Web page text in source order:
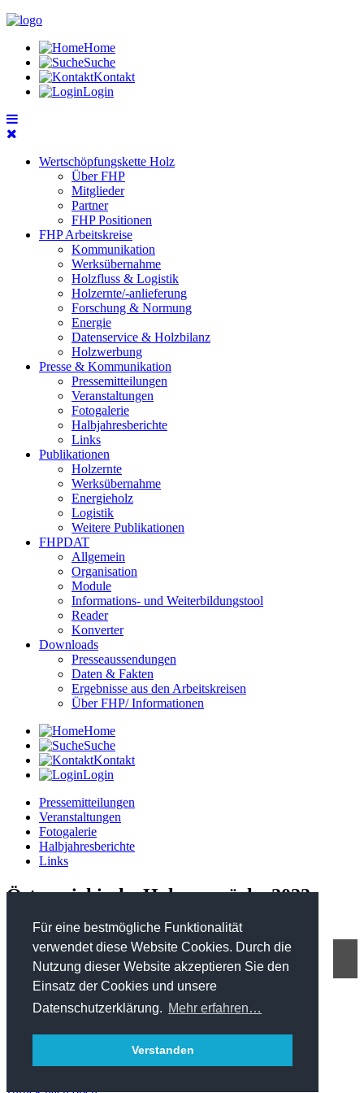
Für eine bestmögliche Funktionalität
verwendet diese Website Cookies. Durch die
Nutzung dieser Website akzeptieren Sie den
Einsatz der Cookies und unsere
Datenschutzerklärung. Mehr erfahren…
Verstanden
Home
Suche
Kontakt
Login
Wertschöpfungskette Holz
Über FHP
Mitglieder
Partner
FHP Positionen
FHP Arbeitskreise
Kommunikation
Werksübernahme
Holzfluss & Logistik
Holzernte/-anlieferung
Forschung & Normung
Energie
Datenservice & Holzbilanz
Holzwerbung
Presse & Kommunikation
Pressemitteilungen
Veranstaltungen
Fotogalerie
Halbjahresberichte
Links
Publikationen
Holzernte
Werksübernahme
Energieholz
Logistik
Weitere Publikationen
FHPDAT
Allgemein
Organisation
Module
Informations- und Weiterbildungstool
Reader
Konverter
Downloads
Presseaussendungen
Daten & Fakten
Ergebnisse aus den Arbeitskreisen
Über FHP/ Informationen
Home
Suche
Kontakt
Login
Pressemitteilungen
Veranstaltungen
Fotogalerie
Halbjahresberichte
Links
Österreichische Holzgespräche 2022
FHP - Kooperationsplattform Forst Holz Papier
Marxergasse 2/ 4. Stock - 1030 Wien
T: +43 1 402 01 12 900
Impressum / Datenschutz
Sitemap